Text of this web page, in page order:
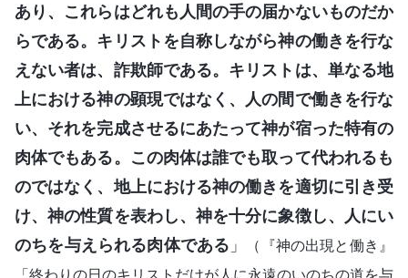
あり、これらはどれも人間の手の届かないものだか
らである。キリストを自称しながら神の働きを行な
えない者は、詐欺師である。キリストは、単なる地
上における神の顕現ではなく、人の間で働きを行な
い、それを完成させるにあたって神が宿った特有の
肉体でもある。この肉体は誰でも取って代われるも
のではなく、地上における神の働きを適切に引き受
け、神の性質を表わし、神を十分に象徴し、人にい
のちを与えられる肉体である 」
（『神の出現と働き』
「終わりの日のキリストだけが人に永遠のいのちの道を与